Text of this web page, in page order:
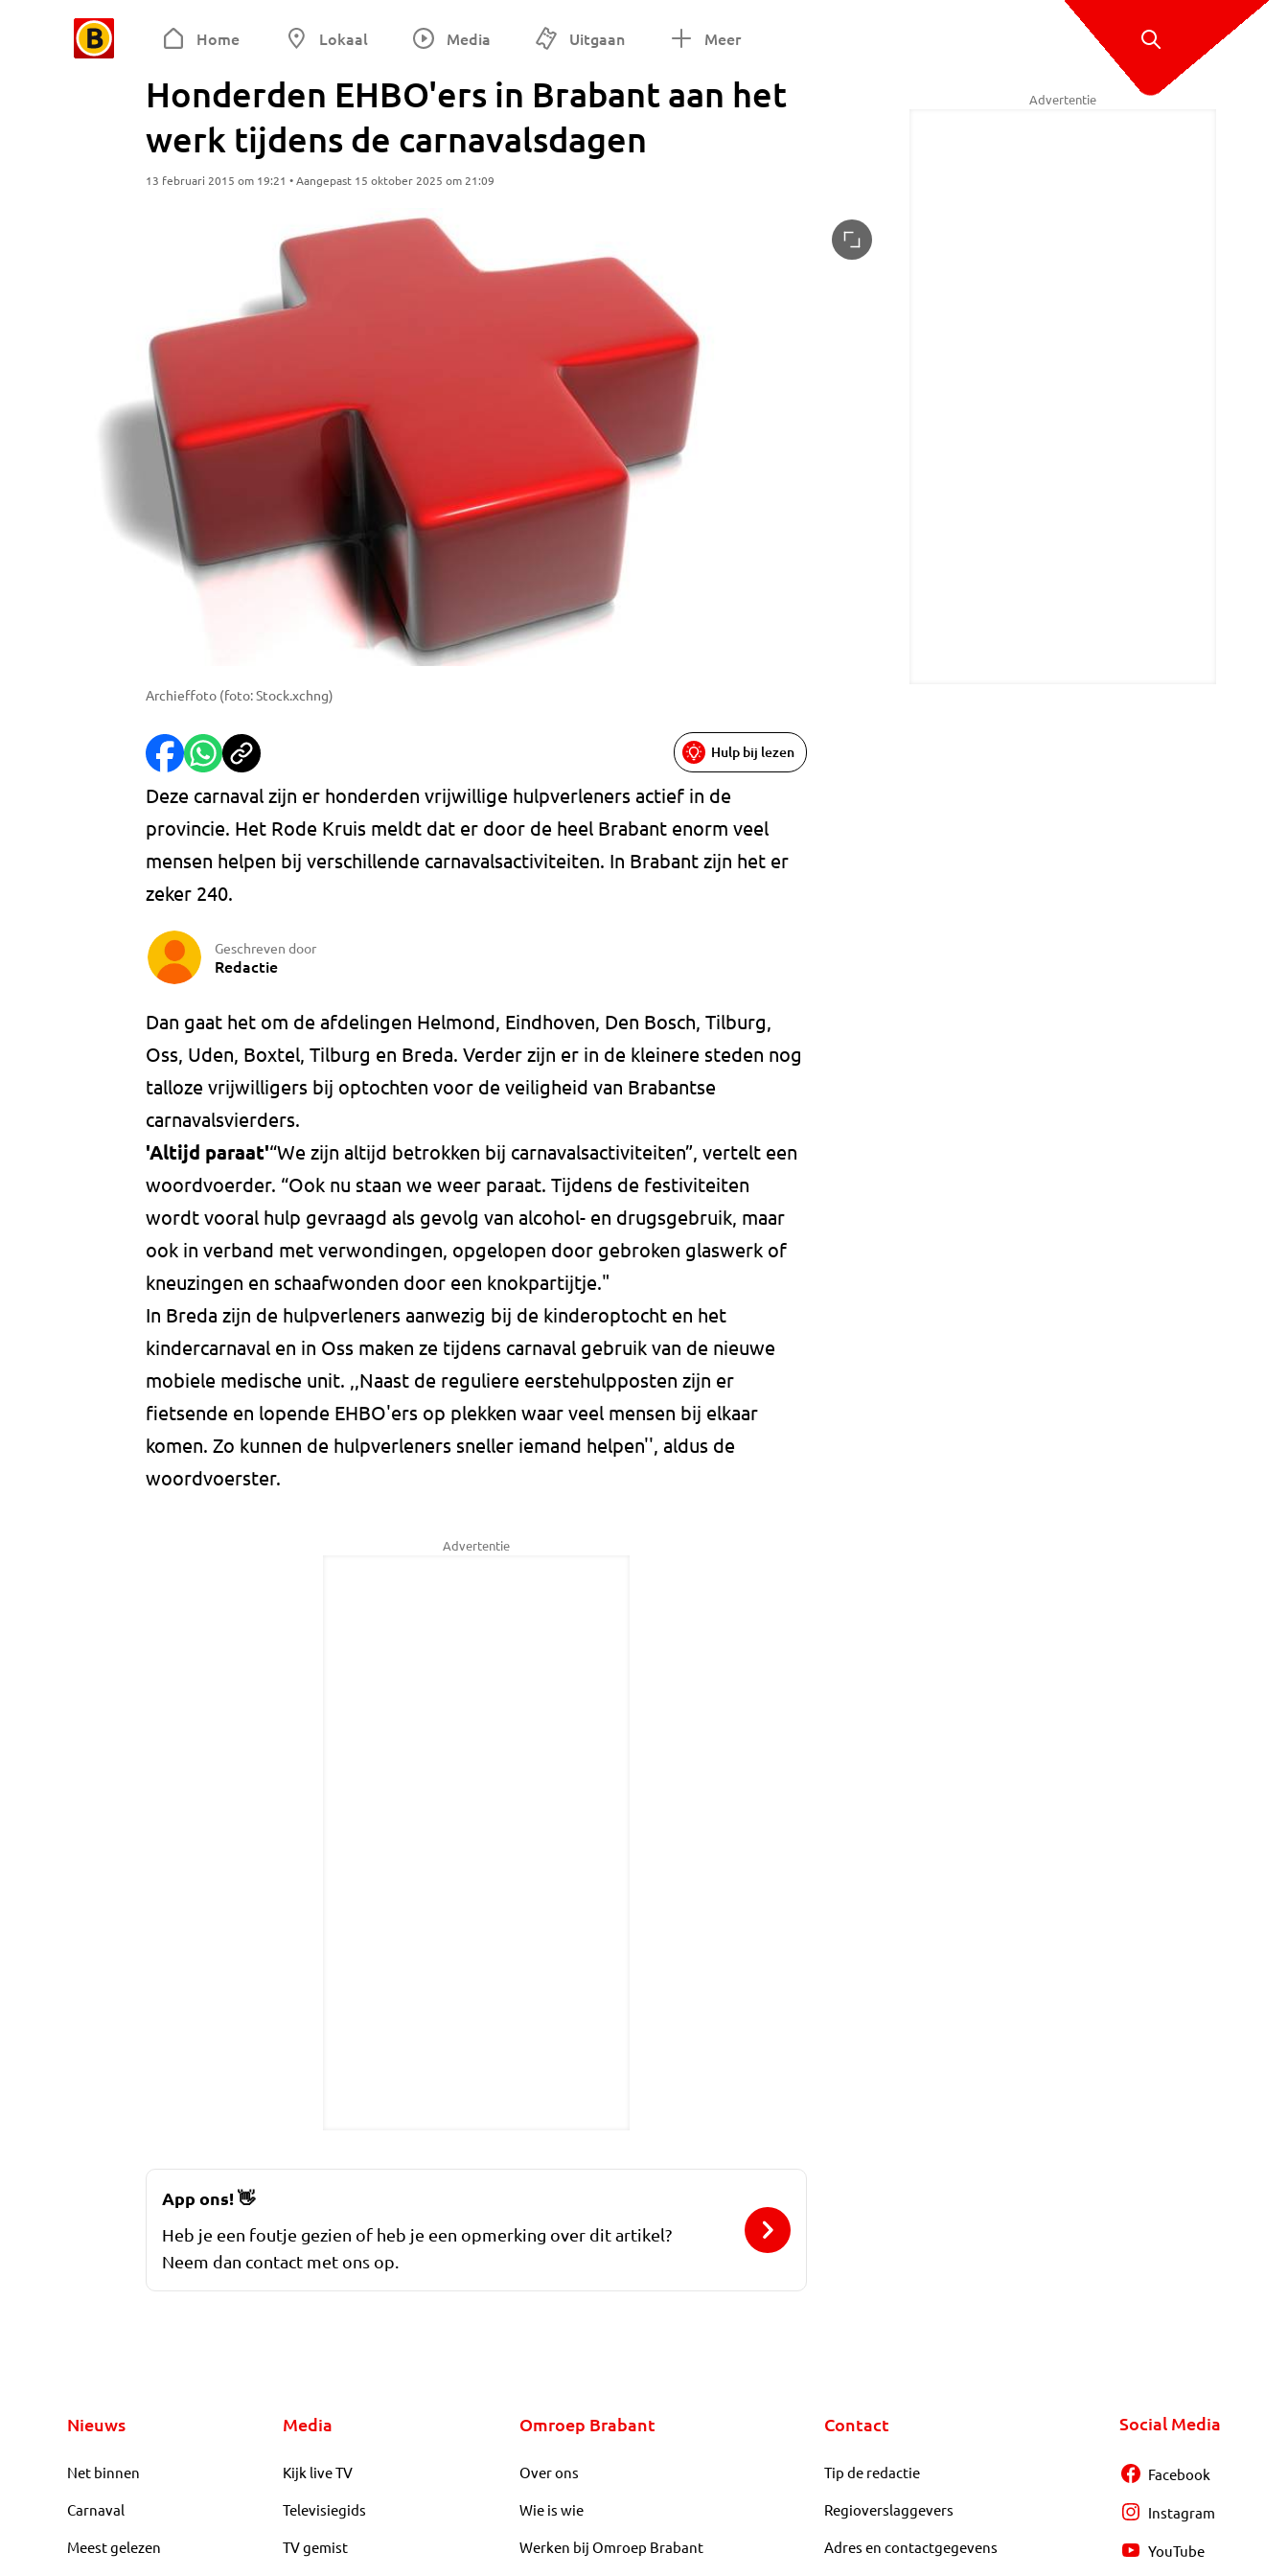
Home Lokaal Media Uitgaan Meer
Honderden EHBO'ers in Brabant aan het
werk tijdens de carnavalsdagen
13 februari 2015 om 19:21 • Aangepast 15 oktober 2025 om 21:09
Archieffoto (foto: Stock.xchng)
Hulp bij lezen
Deze carnaval zijn er honderden vrijwillige hulpverleners actief in de
provincie. Het Rode Kruis meldt dat er door de heel Brabant enorm veel
mensen helpen bij verschillende carnavalsactiviteiten. In Brabant zijn het er
zeker 240.
Geschreven door
Redactie
Dan gaat het om de afdelingen Helmond, Eindhoven, Den Bosch, Tilburg,
Oss, Uden, Boxtel, Tilburg en Breda. Verder zijn er in de kleinere steden nog
talloze vrijwilligers bij optochten voor de veiligheid van Brabantse
carnavalsvierders.
'Altijd paraat'“We zijn altijd betrokken bij carnavalsactiviteiten”, vertelt een
woordvoerder. “Ook nu staan we weer paraat. Tijdens de festiviteiten
wordt vooral hulp gevraagd als gevolg van alcohol- en drugsgebruik, maar
ook in verband met verwondingen, opgelopen door gebroken glaswerk of
kneuzingen en schaafwonden door een knokpartijtje."
In Breda zijn de hulpverleners aanwezig bij de kinderoptocht en het
kindercarnaval en in Oss maken ze tijdens carnaval gebruik van de nieuwe
mobiele medische unit. ,,Naast de reguliere eerstehulpposten zijn er
fietsende en lopende EHBO'ers op plekken waar veel mensen bij elkaar
komen. Zo kunnen de hulpverleners sneller iemand helpen'', aldus de
woordvoerster.
Advertentie
Advertentie
App ons!👋
Heb je een foutje gezien of heb je een opmerking over dit artikel?
Neem dan contact met ons op.
Nieuws
Net binnen
Carnaval
Meest gelezen
Media
Kijk live TV
Televisiegids
TV gemist
Omroep Brabant
Over ons
Wie is wie
Werken bij Omroep Brabant
Contact
Tip de redactie
Regioverslaggevers
Adres en contactgegevens
Social Media
Facebook
Instagram
YouTube